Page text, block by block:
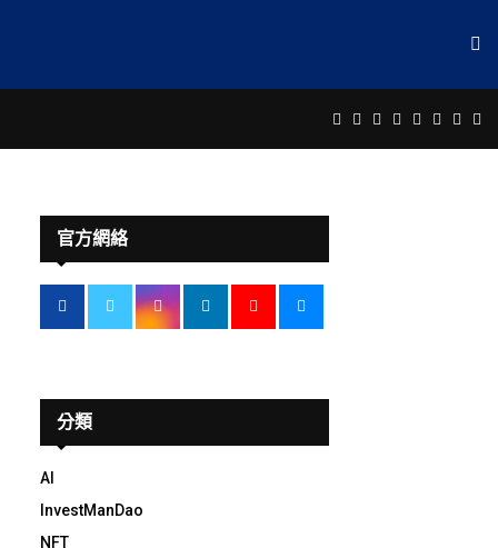
Facebook
TwitterInstagram
Linkedin
Youtube
Email
Rss
官方網絡
分類
AI
InvestManDao
NFT